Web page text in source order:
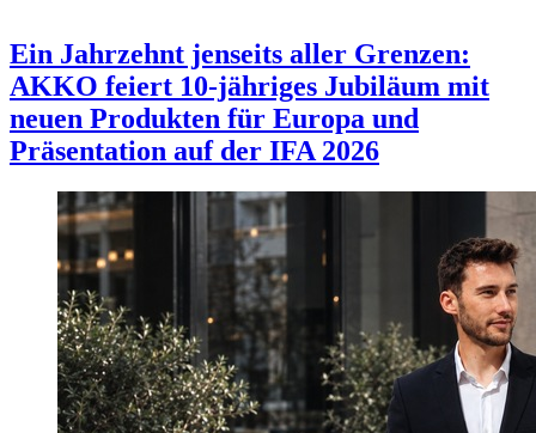
Ein Jahrzehnt jenseits aller Grenzen:
AKKO feiert 10-jähriges Jubiläum mit
neuen Produkten für Europa und
Präsentation auf der IFA 2026